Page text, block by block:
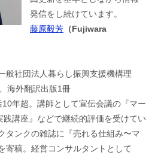
発信をし続けています。
藤原毅芳 （Fujiwara
般社団法人暮らし振興支援機構理
海外翻訳出版1冊
年超。講師として宣伝会議の『マー
践講座』などで継続的評価を受けてい
タンクの雑誌に『売れる仕組み〜マ
寄稿。経営コンサルタントとして